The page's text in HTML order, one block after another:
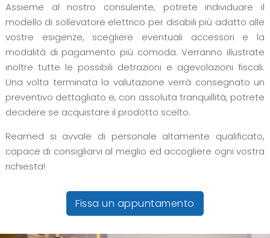
Assieme al nostro consulente, potrete individuare il
modello di sollevatore elettrico per disabili più adatto alle
vostre esigenze, scegliere eventuali accessori e la
modalità di pagamento più comoda. Verranno illustrate
inoltre tutte le possibili detrazioni e agevolazioni fiscali.
Una volta terminata la valutazione verrà consegnato un
preventivo dettagliato e, con assoluta tranquillità, potrete
decidere se acquistare il prodotto scelto.
Reamed si avvale di personale altamente qualificato,
capace di consigliarvi al meglio ed accogliere ogni vostra
richiesta!
Fissa un appuntamento